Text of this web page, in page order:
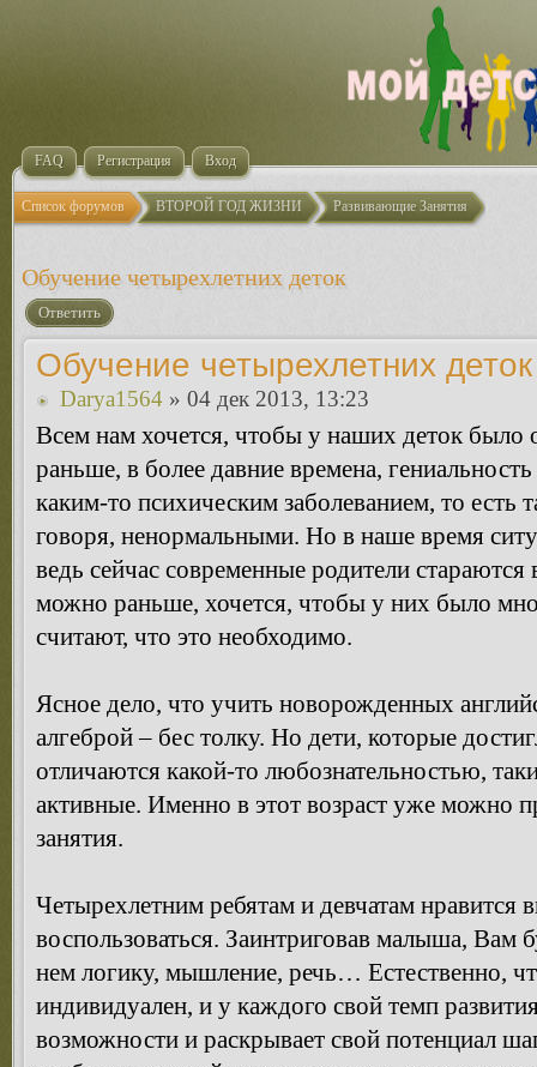
FAQ Регистрация Вход
Список форумов ВТОРОЙ ГОД ЖИЗНИ Развивающие Занятия
Обучение четырехлетних деток
Ответить
Обучение четырехлетних деток
Darya1564 » 04 дек 2013, 13:23
Всем нам хочется, чтобы у наших деток было
раньше, в более давние времена,
каким-то психическим заболеванием, то есть
говоря, ненормальными. Но в наше время
ведь сейчас современные родители стараются
можно раньше, хочется, чтобы у них было
считают, что это необходимо.
Ясное дело, что учить новорожденных
алгеброй – бес толку. Но дети, которые
отличаются какой-то любознательностью,
активные. Именно в этот возраст уже можно
занятия.
Четырехлетним ребятам и девчатам нравится
воспользоваться. Заинтриговав малыша, Вам
нем логику, мышление, речь… Естественно,
индивидуален, и у каждого свой темп
возможности и раскрывает свой потенциал